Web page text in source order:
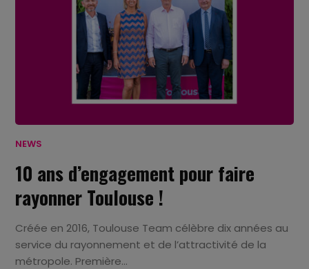
NEWS
10 ans d’engagement pour faire
rayonner Toulouse !
Créée en 2016, Toulouse Team célèbre dix années au
service du rayonnement et de l’attractivité de la
métropole. Première...